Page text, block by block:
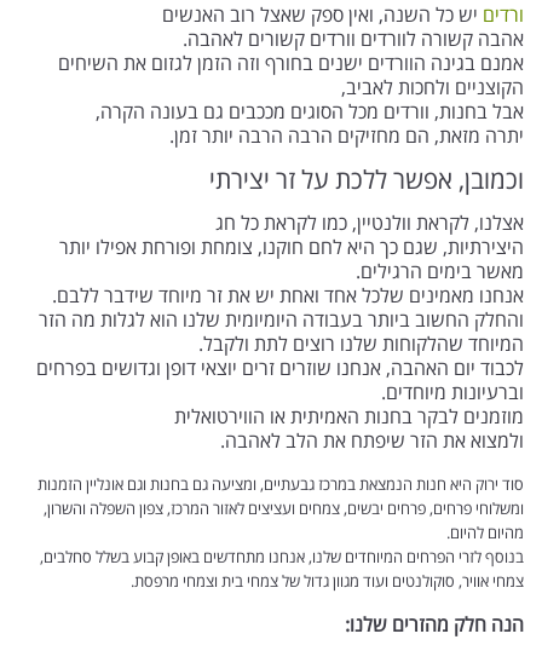
ורדים יש כל השנה, ואין ספק שאצל רוב האנשים
אהבה קשורה לוורדים וורדים קשורים לאהבה.
אמנם בגינה הוורדים ישנים בחורף וזה הזמן לגזום את השיחים
הקוצניים ולחכות לאביב,
אבל בחנות, וורדים מכל הסוגים מככבים גם בעונה הקרה,
יתרה מזאת, הם מחזיקים הרבה הרבה יותר זמן.
וכמובן, אפשר ללכת על זר יצירתי
אצלנו, לקראת וולנטיין, כמו לקראת כל חג
היצירתיות, שגם כך היא לחם חוקנו, צומחת ופורחת אפילו יותר
מאשר בימים הרגילים.
אנחנו מאמינים שלכל אחד ואחת יש את זר מיוחד שידבר ללבם.
והחלק החשוב ביותר בעבודה היומיומית שלנו הוא לגלות מה הזר
המיוחד שהלקוחות שלנו רוצים לתת ולקבל.
לכבוד יום האהבה, אנחנו שוזרים זרים יוצאי דופן וגדושים בפרחים
וברעיונות מיוחדים.
מוזמנים לבקר בחנות האמיתית או הווירטואלית
ולמצוא את הזר שיפתח את הלב לאהבה.
סוד ירוק היא חנות הנמצאת במרכז גבעתיים, ומציעה גם בחנות וגם אונליין הזמנות
ומשלוחי פרחים, פרחים יבשים, צמחים ועציצים לאזור המרכז, צפון השפלה והשרון,
מהיום להיום.
בנוסף לזרי הפרחים המיוחדים שלנו, אנחנו מתחדשים באופן קבוע בשלל סחלבים,
צמחי אוויר, סוקולנטים ועוד מגוון גדול של צמחי בית וצמחי מרפסת.
הנה חלק מהזרים שלנו: